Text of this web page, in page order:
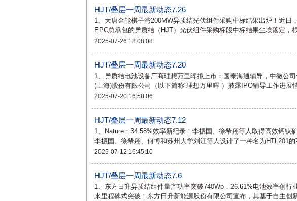
HJT/叠层一周最新动态7.26
1、大唐金能棋子湾200MW异质结光伏组件采购中标结果出炉！近日
EPC总承包的异质结（HJT）光伏组件采购标段中标结果尘埃落定，
2025-07-26 18:08:08
HJT/叠层一周最新动态7.20
1、异质结电池设备厂商理想万里晖拟上市：国泰海通辅导，中微公
(上海)股份有限公司（以下简称“理想万里晖”）披露IPO辅导工作进展
2025-07-20 16:58:06
HJT/叠层一周最新动态7.12
1、Nature：34.58%效率新纪录！李振国、徐希翔等人取得高效钙钛
李振国、徐希翔、何博和苏州大学刘江等人设计了一种名为HTL201的
2025-07-12 16:45:10
HJT/叠层一周最新动态7.6
1、东方日升异质结组件量产功率突破740Wp，26.61%电池效率创行
来里程碑式突破！东方日升新能源股份有限公司宣布，其基于自主创